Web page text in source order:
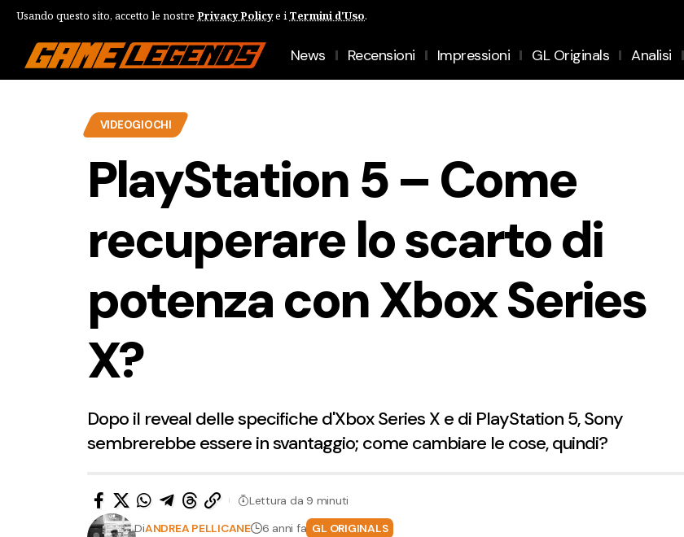
Usando questo sito, accetto le nostre Privacy Policye i Termini d'Uso.
News Recensioni Impressioni GL Originals Analisi
VIDEOGIOCHI
PlayStation 5 – Come
recuperare lo scarto di
potenza con Xbox Series
X?
Dopo il reveal delle specifiche d'Xbox Series X e di PlayStation 5, Sony
sembrerebbe essere in svantaggio; come cambiare le cose, quindi?
DiANDREA PELLICANE 6 anni fa GL ORIGINALS
Lettura da 9 minuti